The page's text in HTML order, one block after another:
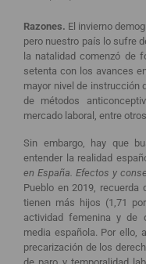
Razones. El invierno
pero nuestro país lo sufre
la natalidad comenzó de
setenta con los avances
mayor nivel de instrucción
de métodos
mercado laboral, entre
Sin embargo, hay que
entender la realidad
en España. Efectos y
Pueblo en 2019,
tienen más hijos (1,71
actividad femenina y de
media española. Por ello,
precarización de los